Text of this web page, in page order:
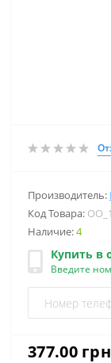
Производитель:
Код Товара:
Наличие:4
Купить в
Введите
377.00